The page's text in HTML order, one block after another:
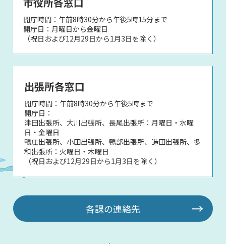
開庁時間：午前8時30分から午後5時15分まで
開庁日：月曜日から金曜日
（祝日および12月29日から1月3日を除く）
出張所各窓口
開庁時間：午前8時30分から午後5時まで
開庁日：
津田出張所、大川出張所、長尾出張所：月曜日・水曜
日・金曜日
鴨庄出張所、小田出張所、鴨部出張所、造田出張所、多
和出張所：火曜日・木曜日
（祝日および12月29日から1月3日を除く）
各課の連絡先